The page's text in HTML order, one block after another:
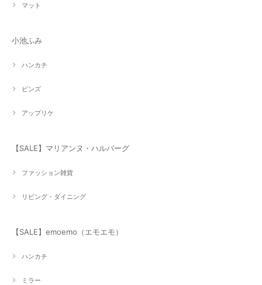
マット
小池ふみ
ハンカチ
ピンズ
アップリケ
【SALE】マリアンヌ・ハルバーグ
ファッション雑貨
リビング・ダイニング
【SALE】emoemo（エモエモ）
ハンカチ
ミラー